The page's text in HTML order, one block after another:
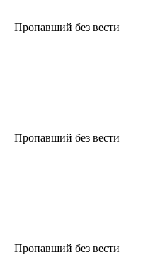
Пропавший без вести
Пропавший без вести
Пропавший без вести